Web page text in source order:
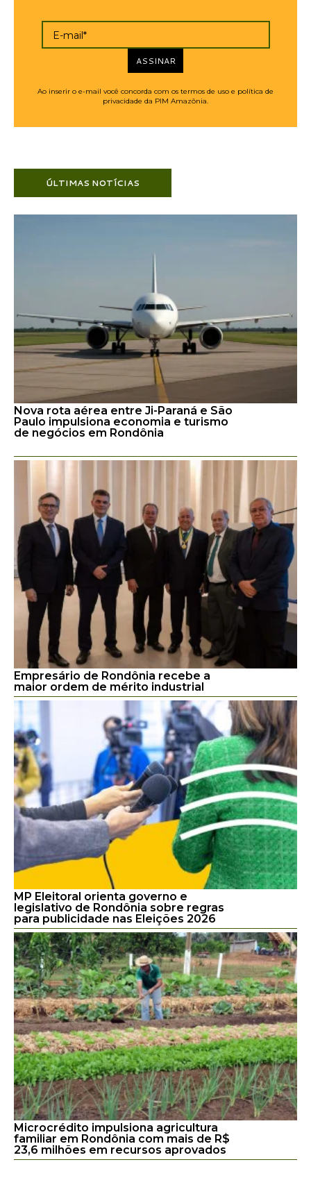
E-mail*
ASSINAR
Ao inserir o e-mail você concorda com os termos de uso e política de
privacidade da PIM Amazônia.
ÚLTIMAS NOTÍCIAS
Nova rota aérea entre Ji-Paraná e São
Paulo impulsiona economia e turismo
de negócios em Rondônia
Empresário de Rondônia recebe a
maior ordem de mérito industrial
MP Eleitoral orienta governo e
legislativo de Rondônia sobre regras
para publicidade nas Eleições 2026
Microcrédito impulsiona agricultura
familiar em Rondônia com mais de R$
23,6 milhões em recursos aprovados